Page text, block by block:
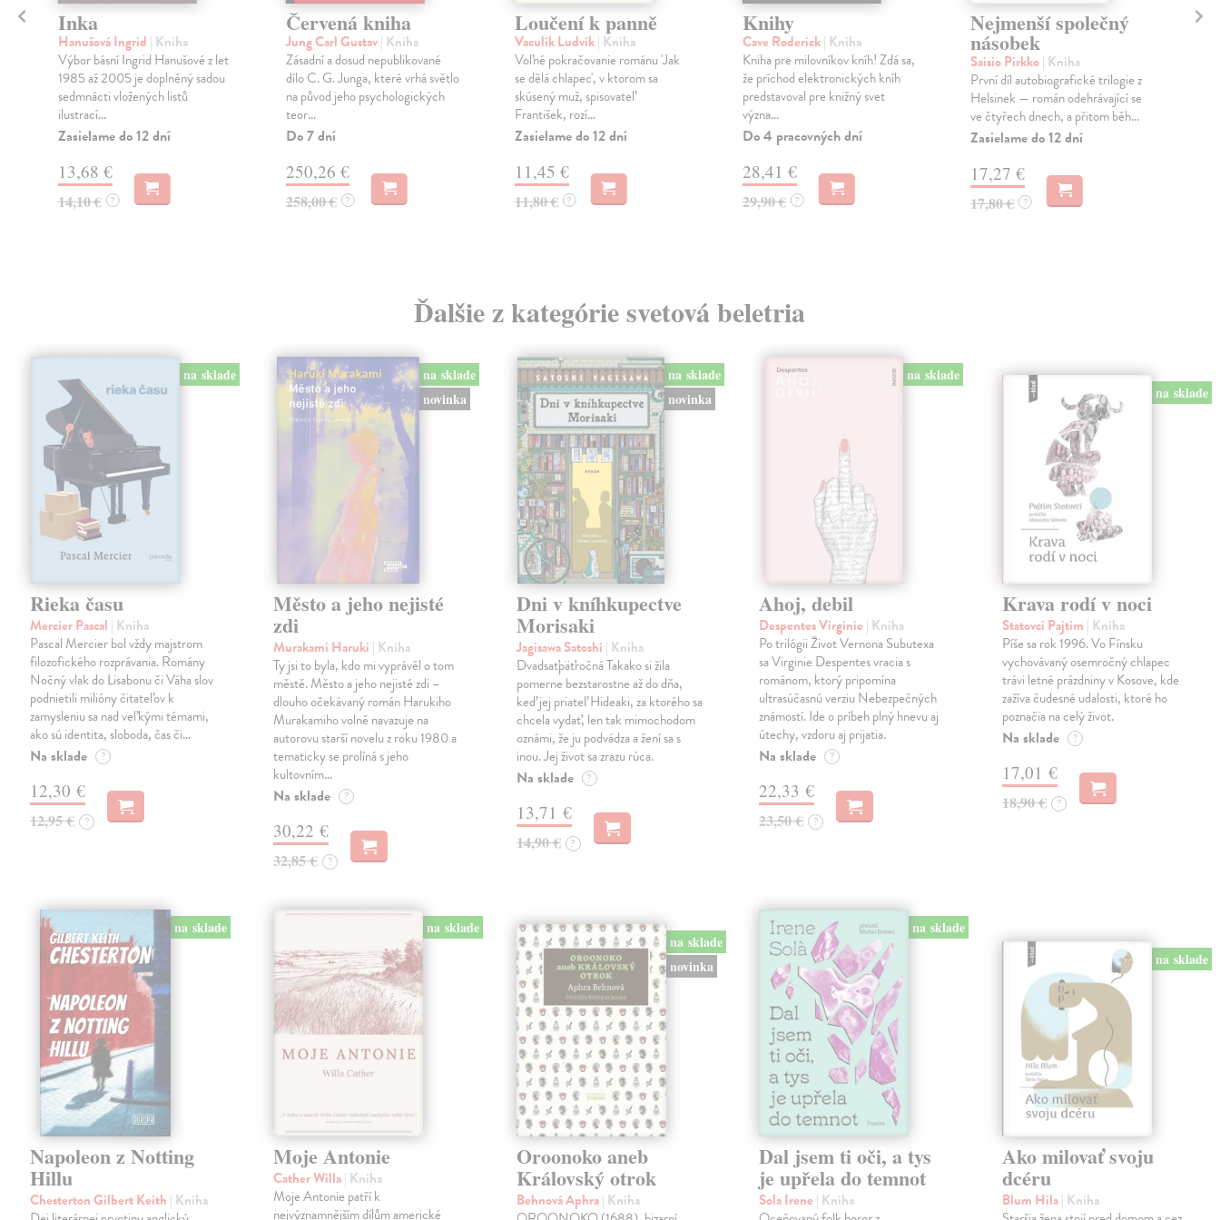
Inka
Hanušová Ingrid | Kniha
Výbor básní Ingrid Hanušové z let
1985 až 2005 je doplněný sadou
sedmnácti vložených listů
ilustrací...
Zasielame do 12 dní
13,68 €
14,10 € ?
Červená kniha
Jung Carl Gustav| Kniha
Zásadní a dosud nepublikované
dílo C. G. Junga, které vrhá světlo
na původ jeho psychologických
teor...
Do 7 dní
250,26 €
258,00 € ?
Loučení k panně
Vaculík Ludvík| Kniha
Voľné pokračovanie románu 'Jak
se dělá chlapec', v ktorom sa
skúsený muž, spisovateľ
František, rozí...
Zasielame do 12 dní
11,45 €
11,80 € ?
Knihy
Cave Roderick| Kniha
Kniha pre milovníkov kníh! Zdá sa,
že príchod elektronických kníh
predstavoval pre knižný svet
význa...
Do 4 pracovných dní
28,41 €
29,90 € ?
Nejmenší společný
násobek
Saisio Pirkko| Kniha
První díl autobiografické trilogie z
Helsinek — román odehrávající se
ve čtyřech dnech, a přitom běh...
Zasielame do 12 dní
17,27 €
17,80 € ?
Ďalšie z kategórie svetová beletria
na sklade
Rieka času
Mercier Pascal | Kniha
Pascal Mercier bol vždy majstrom
filozofického rozprávania. Romány
Nočný vlak do Lisabonu či Váha slov
podnietili milióny čitateľov k
zamysleniu sa nad veľkými témami,
ako sú identita, sloboda, čas či…
Na sklade ?
12,30 €
12,95 € ?
na sklade
novinka
Město a jeho nejisté
zdi
Murakami Haruki | Kniha
Ty jsi to byla, kdo mi vyprávěl o tom
městě. Město a jeho nejisté zdi –
dlouho očekávaný román Harukiho
Murakamiho volně navazuje na
autorovu starší novelu z roku 1980 a
tematicky se prolíná s jeho
kultovním…
Na sklade ?
30,22 €
32,85 € ?
na sklade
novinka
Dni v kníhkupectve
Morisaki
Jagisawa Satoshi | Kniha
Dvadsaťpäťročná Takako si žila
pomerne bezstarostne až do dňa,
keď jej priateľ Hideaki, za ktorého sa
chcela vydať, len tak mimochodom
oznámi, že ju podvádza a žení sa s
inou. Jej život sa zrazu rúca.
Na sklade ?
13,71 €
14,90 € ?
na sklade
Ahoj, debil
Despentes Virginie | Kniha
Po trilógii Život Vernona Subutexa
sa Virginie Despentes vracia s
románom, ktorý pripomína
ultrasúčasnú verziu Nebezpečných
známostí. Ide o príbeh plný hnevu aj
útechy, vzdoru aj prijatia.
Na sklade ?
22,33 €
23,50 € ?
na sklade
Krava rodí v noci
Statovci Pajtim | Kniha
Píše sa rok 1996. Vo Fínsku
vychovávaný osemročný chlapec
trávi letné prázdniny v Kosove, kde
zažíva čudesné udalosti, ktoré ho
poznačia na celý život.
Na sklade ?
17,01 €
18,90 € ?
na sklade
Napoleon z Notting
Hillu
Chesterton Gilbert Keith | Kniha
na sklade
Moje Antonie
Cather Willa| Kniha
Moje Antonie patří k
nejvýznamnějším dílům americké
na sklade
novinka
Oroonoko aneb
Královský otrok
Behnová Aphra| Kniha
na sklade
Dal jsem ti oči, a tys
je upřela do temnot
Sola Irene | Kniha
na sklade
Ako milovať svoju
dcéru
Blum Hila| Kniha